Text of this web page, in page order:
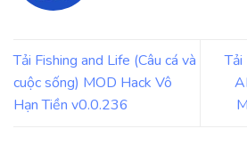
Tải Fishing and Life (Câu cá và
cuộc sống) MOD Hack Vô
Hạn Tiền v0.0.236